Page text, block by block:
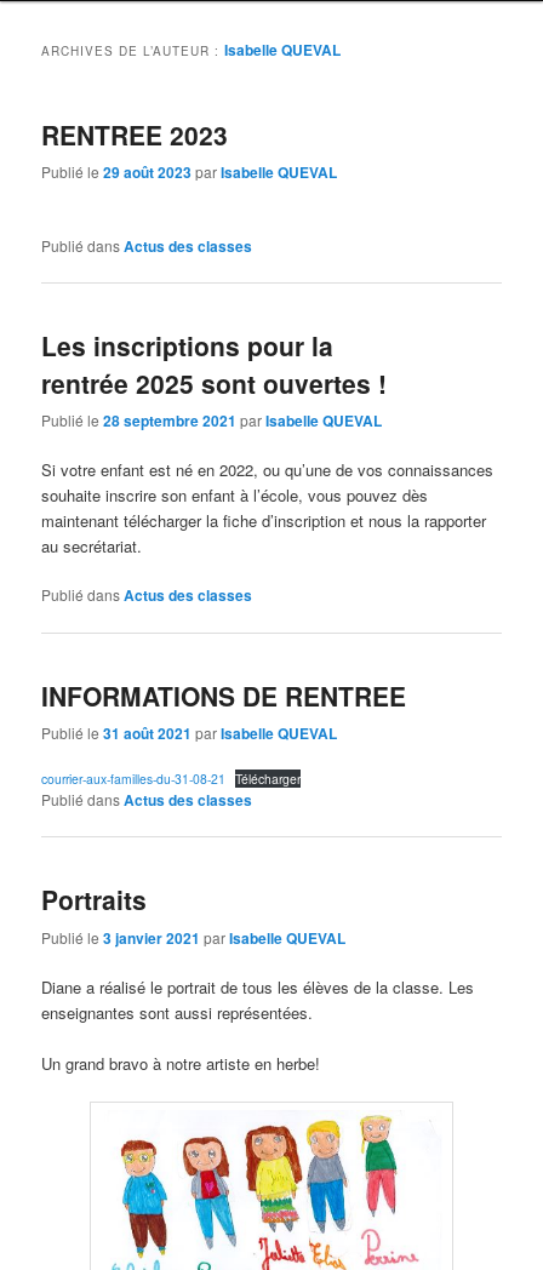
ARCHIVES DE L’AUTEUR : Isabelle QUEVAL
RENTREE 2023
Publié le29 août 2023parIsabelle QUEVAL
Publié dansActus des classes
Les inscriptions pour la
rentrée 2025 sont ouvertes !
Publié le28 septembre 2021 parIsabelle QUEVAL
Si votre enfant est né en 2022, ou qu’une de vos connaissances
souhaite inscrire son enfant à l’école, vous pouvez dès
maintenant télécharger la fiche d’inscription et nous la rapporter
au secrétariat.
Publié dansActus des classes
INFORMATIONS DE RENTREE
Publié le31 août 2021 parIsabelle QUEVAL
courrier-aux-familles-du-31-08-21 Télécharger
Publié dansActus des classes
Portraits
Publié le3 janvier 2021 parIsabelle QUEVAL
Diane a réalisé le portrait de tous les élèves de la classe. Les
enseignantes sont aussi représentées.
Un grand bravo à notre artiste en herbe!